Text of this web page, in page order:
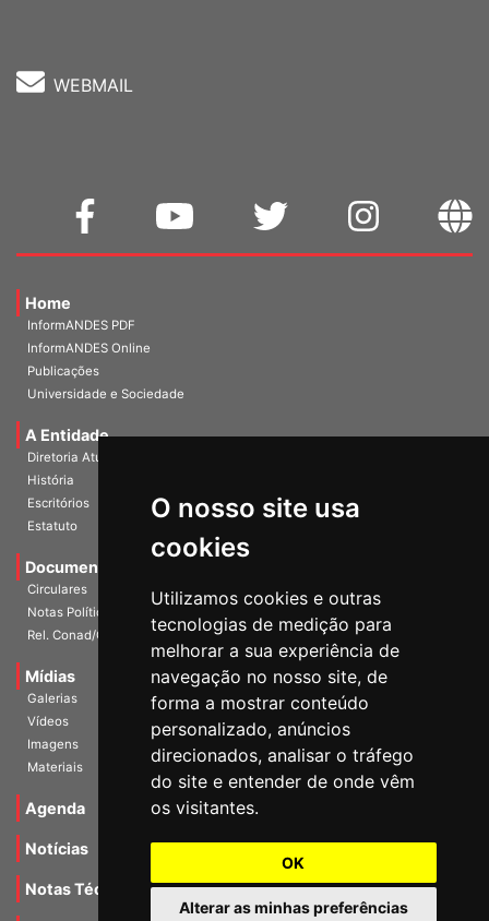
O nosso site usa
cookies
Utilizamos cookies e outras
tecnologias de medição para
melhorar a sua experiência de
navegação no nosso site, de
forma a mostrar conteúdo
personalizado, anúncios
direcionados, analisar o tráfego
do site e entender de onde vêm
os visitantes.
OK
Alterar as minhas preferências
WEBMAIL
Home
InformANDES PDF
InformANDES Online
Publicações
Universidade e Sociedade
A Entidade
Diretoria Atual
História
Escritórios
Estatuto
Documentos
Circulares
Notas Políticas
Rel. Conad/Congresso
Mídias
Galerias
Vídeos
Imagens
Materiais
Agenda
Notícias
Notas Técnicas